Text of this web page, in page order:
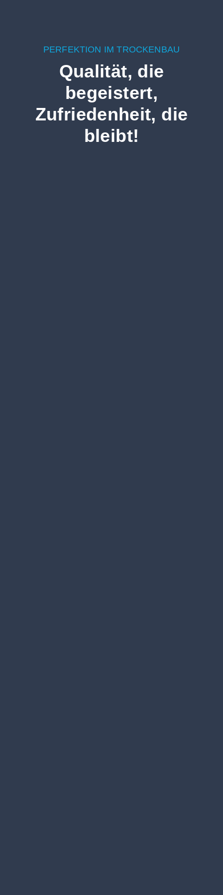
PERFEKTION IM TROCKENBAU
Qualität, die
begeistert,
Zufriedenheit, die
bleibt!